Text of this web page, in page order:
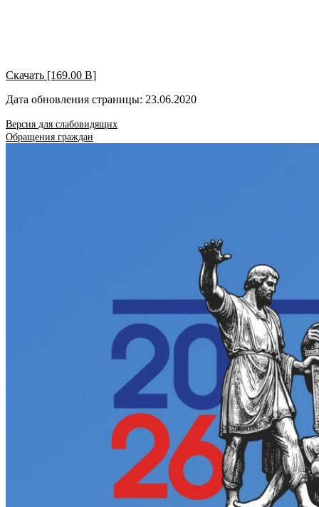
Скачать [169.00 B]
Дата обновления страницы: 23.06.2020
Версия для слабовидящих
Обращения граждан